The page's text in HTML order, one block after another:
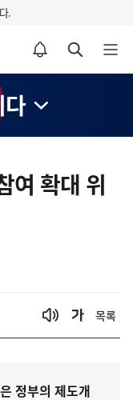
.
알림설정 바로가기 검색 바로가기 메뉴 열기
여 확대 위
목록
정부의 제도개